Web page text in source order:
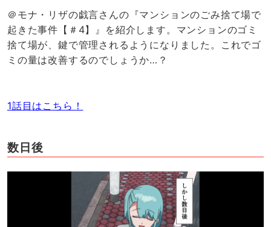
＠モナ・リザの戯言さんの『マンションのごみ捨て場で
起きた事件【＃4】』を紹介します。マンションのゴミ
捨て場が、鍵で管理されるようになりました。これでゴ
ミの量は改善するのでしょうか…？
1話目はこちら！
数日後